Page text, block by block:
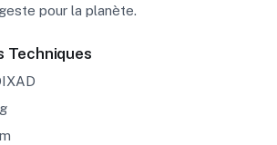
pour la planète.
Techniques